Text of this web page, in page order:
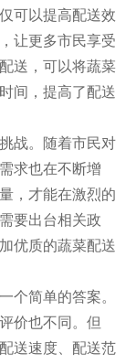
可以提高配送效
让更多市民享受
送，可以将蔬菜
间，提高了配送
战。随着市民对
求也在不断增
，才能在激烈的
要出台相关政
优质的蔬菜配送
个简单的答案。
价也不同。但
送速度、配送范